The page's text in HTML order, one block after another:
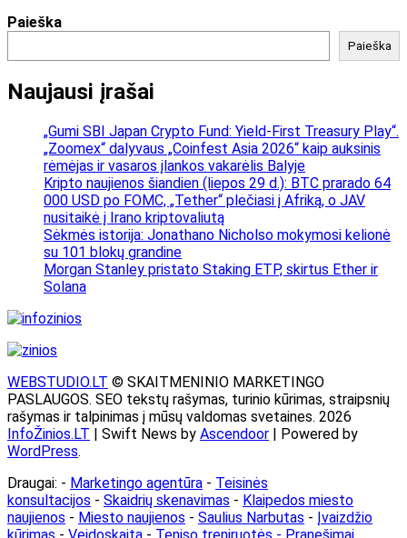
Paieška
Paieška
Naujausi įrašai
„Gumi SBI Japan Crypto Fund: Yield-First Treasury Play“.
„Zoomex“ dalyvaus „Coinfest Asia 2026“ kaip auksinis
rėmėjas ir vasaros įlankos vakarėlis Balyje
Kripto naujienos šiandien (liepos 29 d.): BTC prarado 64
000 USD po FOMC, „Tether“ plečiasi į Afriką, o JAV
nusitaikė į Irano kriptovaliutą
Sėkmės istorija: Jonathano Nicholso mokymosi kelionė
su 101 blokų grandine
Morgan Stanley pristato Staking ETP, skirtus Ether ir
Solana
WEBSTUDIO.LT © SKAITMENINIO MARKETINGO
PASLAUGOS. SEO tekstų rašymas, turinio kūrimas, straipsnių
rašymas ir talpinimas į mūsų valdomas svetaines. 2026
InfoŽinios.LT | Swift News by Ascendoor | Powered by
WordPress.
Draugai: - Marketingo agentūra - Teisinės
konsultacijos - Skaidrių skenavimas - Klaipedos miesto
naujienos - Miesto naujienos - Saulius Narbutas - Įvaizdžio
kūrimas - Veidoskaita - Teniso treniruotės - Pranešimai